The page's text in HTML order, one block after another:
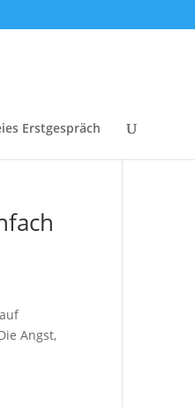
Erstgespräch
Angst,